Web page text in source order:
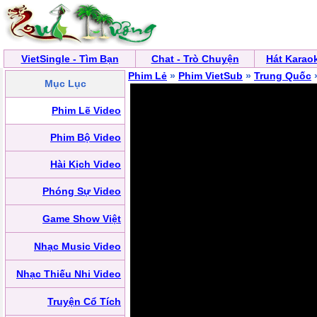
VietSingle - Tìm Bạn Chat - Trò Chuyện Hát
Mục Lục
Phim Lẽ Video
Phim Bộ Video
Hài Kịch Video
Phóng Sự Video
Game Show Việt
Nhạc Music Video
Nhạc Thiếu Nhi Video
Truyện Cổ Tích
Phim Lẻ » Phim VietSub » Trung Quốc